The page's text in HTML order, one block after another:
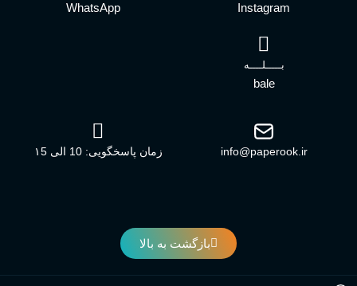
Instagram
WhatsApp
بـــــلــــه
bale
info@paperook.ir زمان پاسخگویی: 10 الی ۱5
بازگشت به بالا